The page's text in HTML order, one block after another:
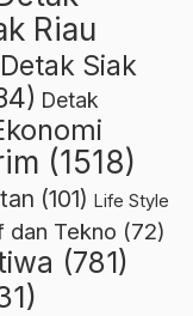
Riau
Detak Siak
Detak
(1518)
(101) Life Style
dan Tekno (72)
(781)